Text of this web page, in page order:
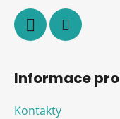
Informace
Kontakty